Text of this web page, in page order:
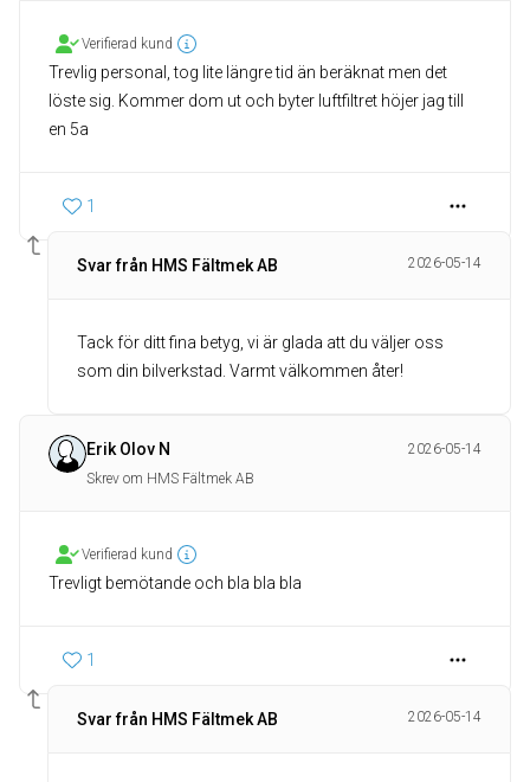
Verifierad kund
Trevlig personal, tog lite längre tid än beräknat men det
löste sig. Kommer dom ut och byter luftfiltret höjer jag till
en 5a
1
Svar från HMS Fältmek AB 2026-05-14
Tack för ditt fina betyg, vi är glada att du väljer oss
som din bilverkstad. Varmt välkommen åter!
Erik Olov N
2026-05-14
Skrev om HMS Fältmek AB
Verifierad kund
Trevligt bemötande och bla bla bla
1
Svar från HMS Fältmek AB 2026-05-14